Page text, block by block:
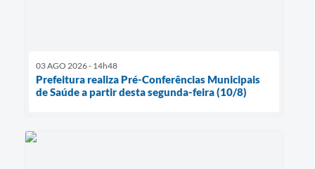
03 AGO 2026 - 14h48
Prefeitura realiza Pré-Conferências Municipais
de Saúde a partir desta segunda-feira (10/8)